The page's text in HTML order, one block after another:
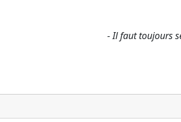
- Il faut toujours